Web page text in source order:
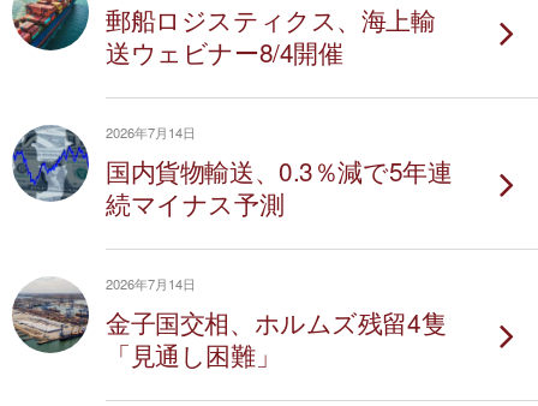
郵船ロジスティクス、海上輸
送ウェビナー8/4開催
2026年7月14日
国内貨物輸送、0.3％減で5年連
続マイナス予測
2026年7月14日
金子国交相、ホルムズ残留4隻
「見通し困難」